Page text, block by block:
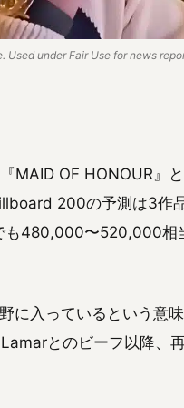
under Fair Use for news
MAID OF HONOUR』
200の予測は3作
480,000〜520,000相
に入っているという意
とのビーフ以降、